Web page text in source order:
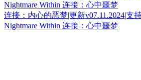
Nightmare Within 连接：心中噩梦
连接：内心的恶梦|更新v07.11.2024|支
Nightmare Within 连接：心中噩梦